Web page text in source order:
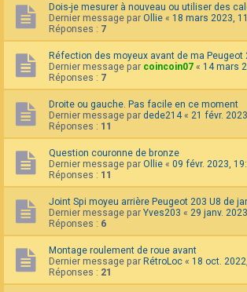
Dois-je mesurer à nouveau ou utiliser des
Dernier message par Ollie « 18 mars 2023,
Réponses : 7
Réfection des moyeux avant de ma Peugeot
Dernier message par coincoin07 « 14 mars
Réponses : 7
Droite ou gauche. Pas facile en ce moment
Dernier message par dede214« 21 févr.
Réponses : 11
Question couronne de bronze
Dernier message par Ollie « 09 févr. 2023,
Réponses : 11
Joint Spi moyeu arrière Peugeot 203 U8 de
Dernier message par Yves203 « 29 janv.
Réponses : 6
Montage roulement de roue avant
Dernier message par RétroLoc « 18 oct.
Réponses : 21